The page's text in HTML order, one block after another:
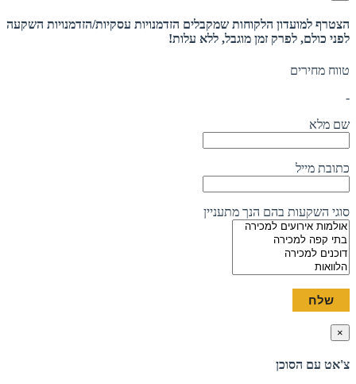
הצטרף למועדון הלקוחות שמקבלים הזדמנויות עסקיות/הזדמנויות השקעה
לפני כולם, לפרק זמן מוגבל, ללא עלות!
טווח מחירים
-
שם מלא
כתובת מייל
סוגי השקעות בהם הנך מתעניין
×
צ'אט עם הסוכן